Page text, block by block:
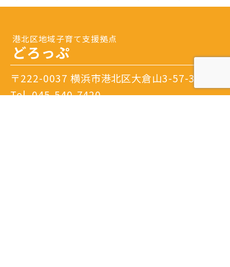
港北区地域子育て支援拠点
どろっぷ
〒222-0037 横浜市港北区大倉山3-57-3
Tel.045-540-7420